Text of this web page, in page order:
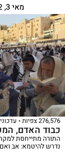
מאי 3, 2022
276,576 צפיות
כבוד האדם,
התורה מתייחסת
נדרש להיטמא: אב